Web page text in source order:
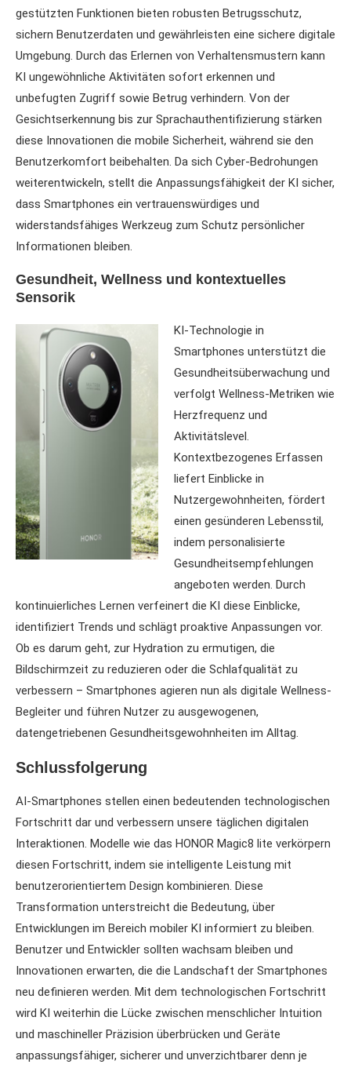
gestützten Funktionen bieten robusten Betrugsschutz,
sichern Benutzerdaten und gewährleisten eine sichere digitale
Umgebung. Durch das Erlernen von Verhaltensmustern kann
KI ungewöhnliche Aktivitäten sofort erkennen und
unbefugten Zugriff sowie Betrug verhindern. Von der
Gesichtserkennung bis zur Sprachauthentifizierung stärken
diese Innovationen die mobile Sicherheit, während sie den
Benutzerkomfort beibehalten. Da sich Cyber-Bedrohungen
weiterentwickeln, stellt die Anpassungsfähigkeit der KI sicher,
dass Smartphones ein vertrauenswürdiges und
widerstandsfähiges Werkzeug zum Schutz persönlicher
Informationen bleiben.
Gesundheit, Wellness und kontextuelles
Sensorik
KI-Technologie in
Smartphones unterstützt die
Gesundheitsüberwachung und
verfolgt Wellness-Metriken wie
Herzfrequenz und
Aktivitätslevel.
Kontextbezogenes Erfassen
liefert Einblicke in
Nutzergewohnheiten, fördert
einen gesünderen Lebensstil,
indem personalisierte
Gesundheitsempfehlungen
angeboten werden. Durch
kontinuierliches Lernen verfeinert die KI diese Einblicke,
identifiziert Trends und schlägt proaktive Anpassungen vor.
Ob es darum geht, zur Hydration zu ermutigen, die
Bildschirmzeit zu reduzieren oder die Schlafqualität zu
verbessern – Smartphones agieren nun als digitale Wellness-
Begleiter und führen Nutzer zu ausgewogenen,
datengetriebenen Gesundheitsgewohnheiten im Alltag.
Schlussfolgerung
AI-Smartphones stellen einen bedeutenden technologischen
Fortschritt dar und verbessern unsere täglichen digitalen
Interaktionen. Modelle wie das HONOR Magic8 lite verkörpern
diesen Fortschritt, indem sie intelligente Leistung mit
benutzerorientiertem Design kombinieren. Diese
Transformation unterstreicht die Bedeutung, über
Entwicklungen im Bereich mobiler KI informiert zu bleiben.
Benutzer und Entwickler sollten wachsam bleiben und
Innovationen erwarten, die die Landschaft der Smartphones
neu definieren werden. Mit dem technologischen Fortschritt
wird KI weiterhin die Lücke zwischen menschlicher Intuition
und maschineller Präzision überbrücken und Geräte
anpassungsfähiger, sicherer und unverzichtbarer denn je